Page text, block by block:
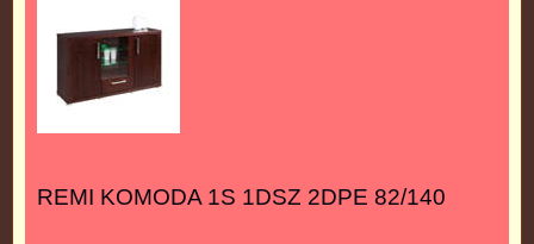
REMI KOMODA 1S 1DSZ 2DPE 82/140